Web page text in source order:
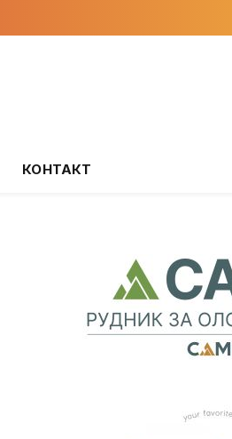
КОНТАКТ